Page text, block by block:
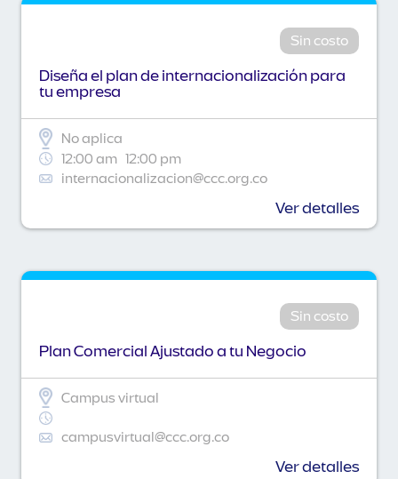
Sin costo
Diseña el plan de internacionalización para
tu empresa
No aplica
12:00 am 12:00 pm
internacionalizacion@ccc.org.co
Ver detalles
Sin costo
Plan Comercial Ajustado a tu Negocio
Campus virtual
campusvirtual@ccc.org.co
Ver detalles